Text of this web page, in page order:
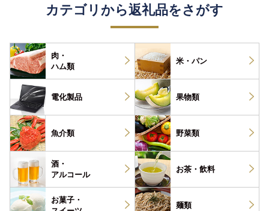
カテゴリから返礼品をさがす
肉・
ハム類
米・パン
電化製品 果物類
魚介類 野菜類
酒・
アルコール
お茶・ 飲料
お菓子・
麺類